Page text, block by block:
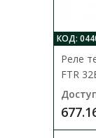
КОД:
Реле
FTR